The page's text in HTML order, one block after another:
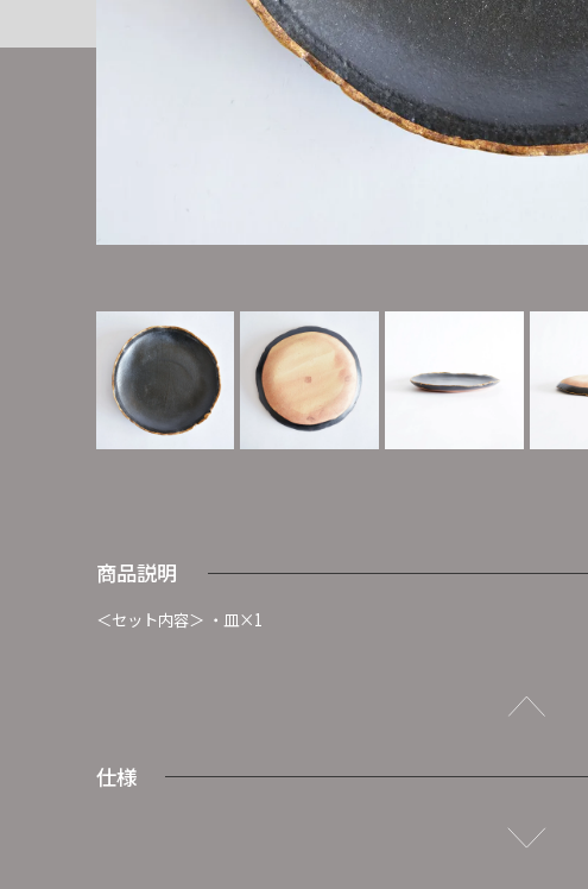
商品説明
＜セット内容＞ ・皿×1
仕様